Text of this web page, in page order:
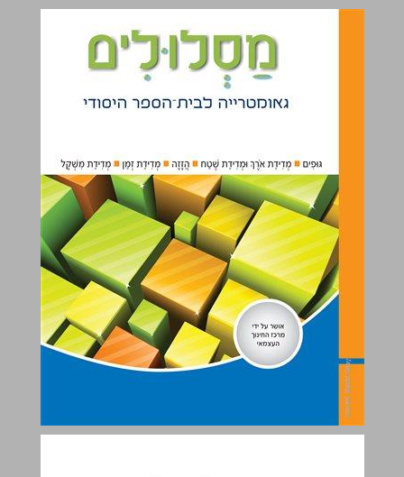
מסלולים : גאומטריה לבית הספר היסודי - כיתה ב ... 0
נוֹשְׂאֵי הַלִּמּוּד ... 1